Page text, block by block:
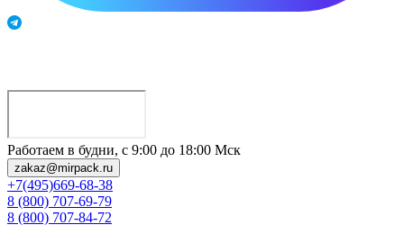
Работаем в будни, с 9:00 до 18:00 Мск
zakaz@mirpack.ru
+7(495)669-68-38
8 (800) 707-69-79
8 (800) 707-84-72